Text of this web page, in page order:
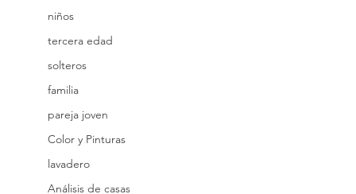
niños
tercera edad
solteros
familia
pareja joven
Color y Pinturas
lavadero
Análisis de casas